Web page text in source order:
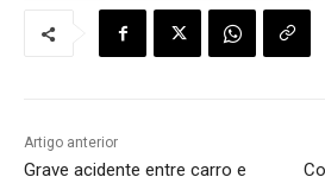
Artigo anterior
Grave acidente entre carro e